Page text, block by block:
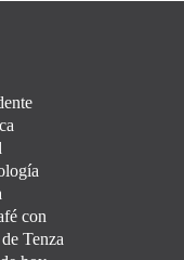
con
Tenza